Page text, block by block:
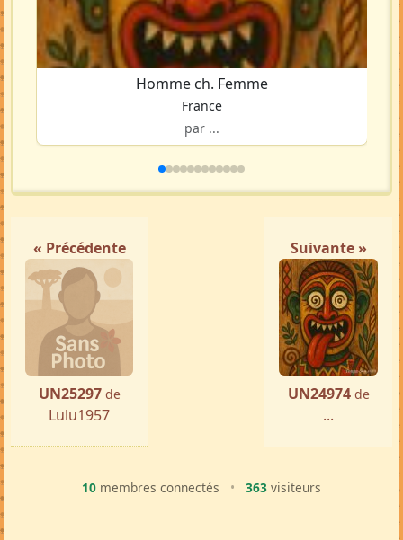
Homme ch. Femme
France
par ...
« Précédente
UN25297 de
Lulu1957
Suivante »
UN24974 de
...
10 membres connectés • 363 visiteurs